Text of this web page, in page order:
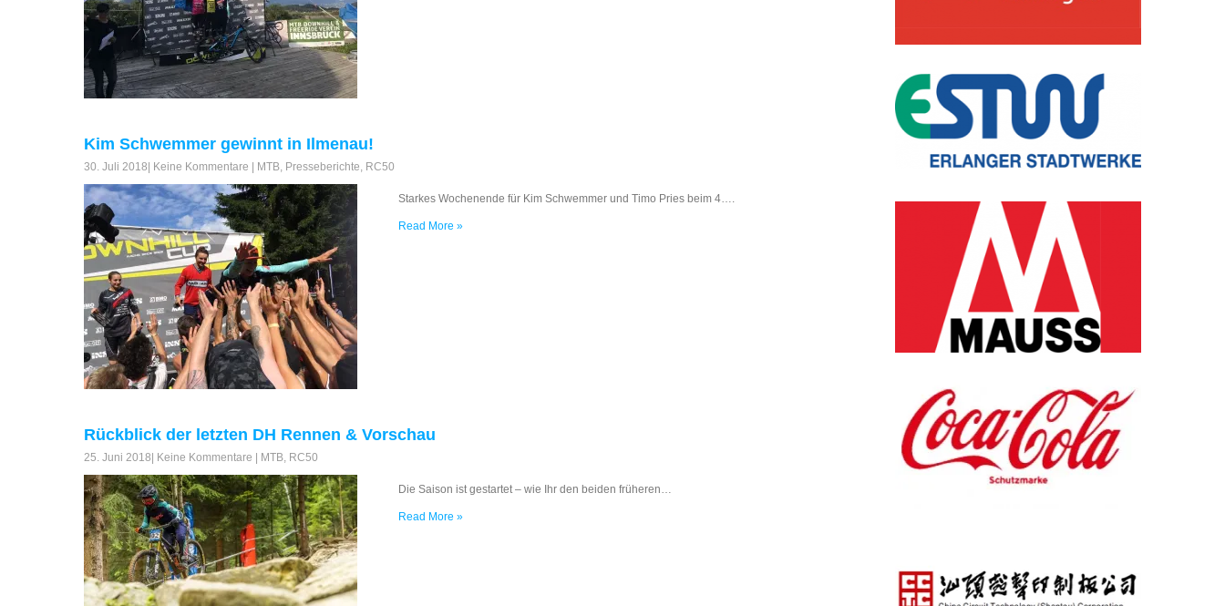
Kim Schwemmer gewinnt in Ilmenau!
30. Juli 2018 Keine Kommentare MTB, Presseberichte, RC50
Starkes Wochenende für Kim Schwemmer und Timo Pries beim 4….
Read More »
Rückblick der letzten DH Rennen & Vorschau
25. Juni 2018 Keine Kommentare MTB, RC50
Die Saison ist gestartet – wie Ihr den beiden früheren…
Read More »